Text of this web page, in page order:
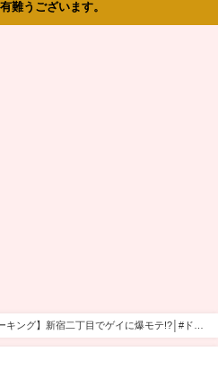
難うございます。
キング】新宿二丁目でゲイに爆モテ!?│#ドー